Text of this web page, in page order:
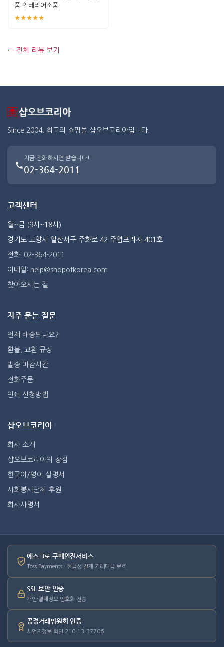
품 인테리어소품
★★★★★
← 전체 리뷰 보기
Since 2004. 최고의 쇼핑몰 샵오브코리아입니다.
지금 전화하시면 받습니다!
02-364-2011
고객센터
월~금 (9시~18시)
경기도 고양시 일산서구 주화로 42 주엽프라자 401호
전화: 02-364-2011
이메일: help@shopofkorea.com
찾아오시는 길
자주 묻는 질문
언제 배송되나요?
환불, 교환 규정
발송 마감시간
전화주문
인쇄 신청방법
샵오브코리아
회사 소개
샵오브코리아의 장점
한국어/영어 설명서
사회봉사단체 후원
회사사명서
에스크로 구매안전서비스
Toss Payments · 현금성 결제 거래대금 보호
SSL 보안 인증
개인·결제정보 암호화 전송
공정거래위원회 인증
사업자정보 확인 210-13-37706